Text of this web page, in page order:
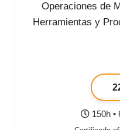
Operaciones de
Herramientas y
150h